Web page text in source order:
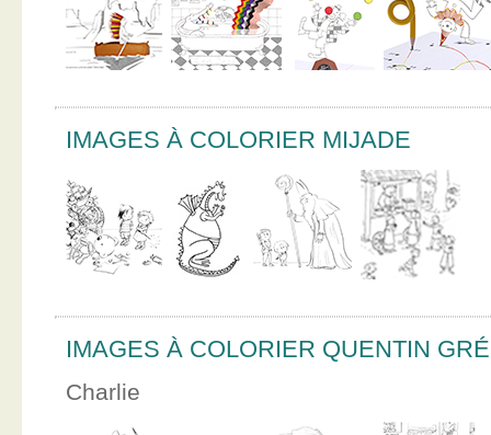
IMAGES À COLORIER MIJADE
IMAGES À COLORIER QUENTIN
Charlie